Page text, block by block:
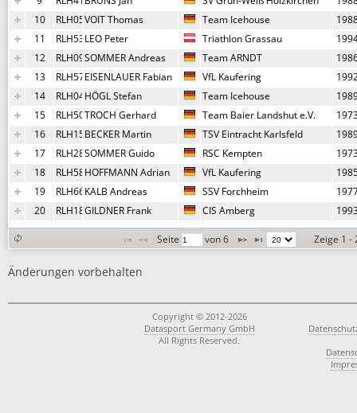
10
RLH05VOIT Thomas Team Icehouse
11
RLH53 LEO Peter Triathlon Grassau
12
RLH09SOMMER Andreas Team ARNDT
13
RLH57 EISENLAUER Fabian VfL Kaufering
14
RLH04 HÖGL Stefan Team Icehouse
15
RLH50TROCH Gerhard Team Baier Landshut e.V.
16
RLH15 BECKER Martin TSV Eintracht Karlsfeld
17
RLH28SOMMER Guido RSC Kempten
18
RLH58 HOFFMANN Adrian VfL Kaufering
19
RLH66 KALB Andreas SSV Forchheim
20
RLH18GILDNER Frank CIS Amberg
Seite von 6 Zeige 1 -
Änderungen vorbehalten
Copyright © 2012-2026
Datasport Germany GmbH
All Rights Reserved.